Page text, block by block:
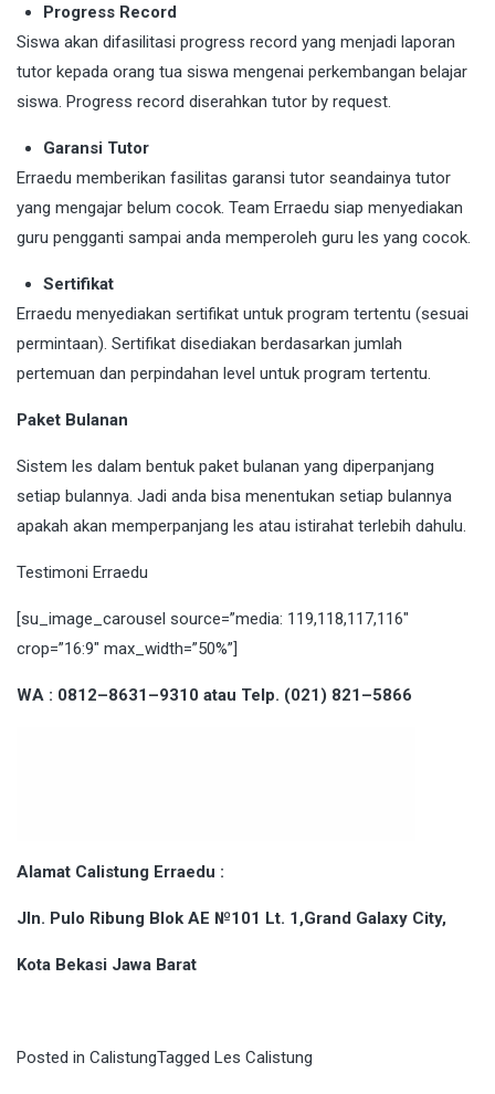
Progress Record
Siswa akan difasilitasi progress record yang menjadi laporan
tutor kepada orang tua siswa mengenai perkembangan belajar
siswa. Progress record diserahkan tutor by request.
Garansi Tutor
Erraedu memberikan fasilitas garansi tutor seandainya tutor
yang mengajar belum cocok. Team Erraedu siap menyediakan
guru pengganti sampai anda memperoleh guru les yang cocok.
Sertifikat
Erraedu menyediakan sertifikat untuk program tertentu (sesuai
permintaan). Sertifikat disediakan berdasarkan jumlah
pertemuan dan perpindahan level untuk program tertentu.
Paket Bulanan
Sistem les dalam bentuk paket bulanan yang diperpanjang
setiap bulannya. Jadi anda bisa menentukan setiap bulannya
apakah akan memperpanjang les atau istirahat terlebih dahulu.
Testimoni Erraedu
[su_image_carousel source=”media: 119,118,117,116″
crop=”16:9″ max_width=”50%”]
WA : 0812–8631–9310 atau Telp. (021) 821–5866
Alamat Calistung Erraedu :
Jln. Pulo Ribung Blok AE №101 Lt. 1,Grand Galaxy City,
Kota Bekasi Jawa Barat
Posted in CalistungTagged Les Calistung